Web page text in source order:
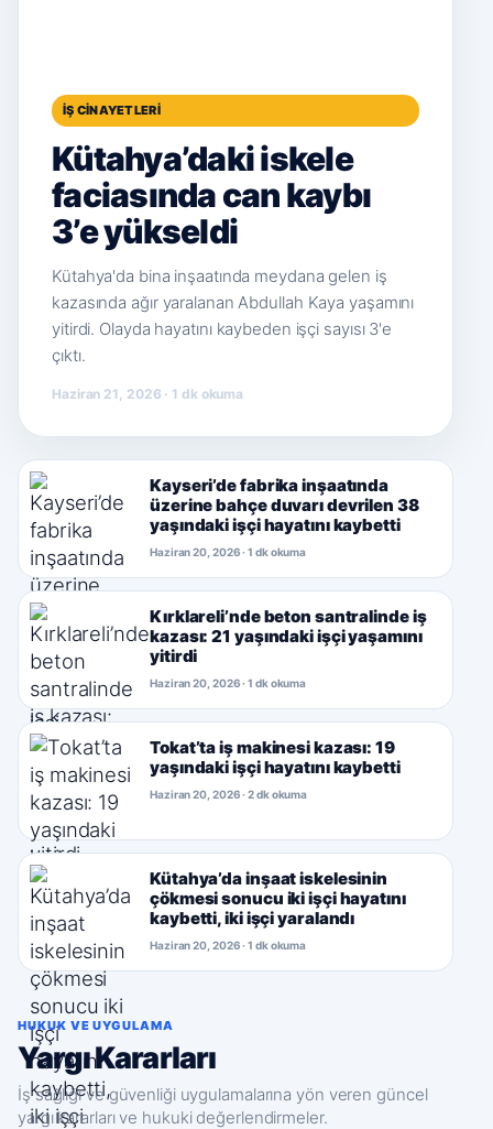
İŞ CINAYETLERI
Kütahya’daki iskele
faciasında can kaybı
3’e yükseldi
Kütahya'da bina inşaatında meydana gelen iş
kazasında ağır yaralanan Abdullah Kaya yaşamını
yitirdi. Olayda hayatını kaybeden işçi sayısı 3'e
çıktı.
Haziran 21, 2026 · 1 dk okuma
Kayseri’de fabrika inşaatında
üzerine bahçe duvarı devrilen 38
yaşındaki işçi hayatını kaybetti
Haziran 20, 2026 · 1 dk okuma
Kırklareli’nde beton santralinde iş
kazası: 21 yaşındaki işçi yaşamını
yitirdi
Haziran 20, 2026 · 1 dk okuma
Tokat’ta iş makinesi kazası: 19
yaşındaki işçi hayatını kaybetti
Haziran 20, 2026 · 2 dk okuma
Kütahya’da inşaat iskelesinin
çökmesi sonucu iki işçi hayatını
kaybetti, iki işçi yaralandı
Haziran 20, 2026 · 1 dk okuma
HUKUK VE UYGULAMA
Yargı Kararları
İş sağlığı ve güvenliği uygulamalarına yön veren güncel
yargı kararları ve hukuki değerlendirmeler.